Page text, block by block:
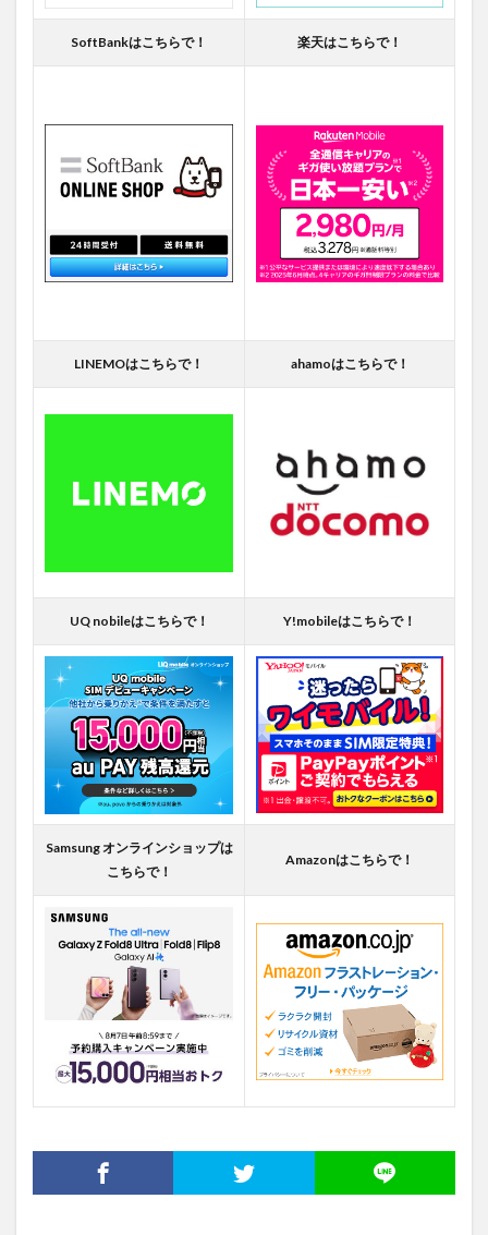
SoftBankはこちらで！ 楽天はこちらで！
LINEMOはこちらで！ ahamoはこちらで！
UQ nobileはこちらで！ Y!mobileはこちらで！
Samsung オンラインショップは
こちらで！
Amazonはこちらで！